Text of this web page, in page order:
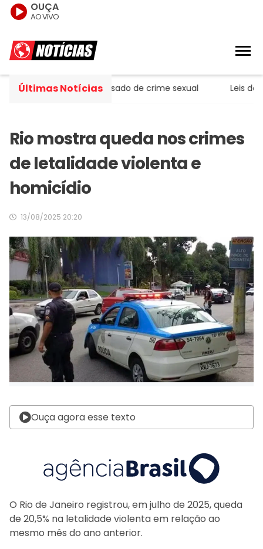
OUÇA
AO VIVO
Últimas Notícias
ministro do STJ acusado de crime sexual Leis do
Rio mostra queda nos crimes
de letalidade violenta e
homicídio
13/08/2025 20:20
Ouça agora esse texto
O Rio de Janeiro registrou, em julho de 2025, queda
de 20,5% na letalidade violenta em relação ao
mesmo mês do ano anterior.